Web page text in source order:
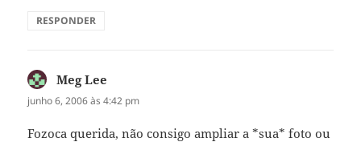
RESPONDER
Meg Lee
junho 6, 2006 às 4:42 pm
Fozoca querida, não consigo ampliar a *sua* foto ou